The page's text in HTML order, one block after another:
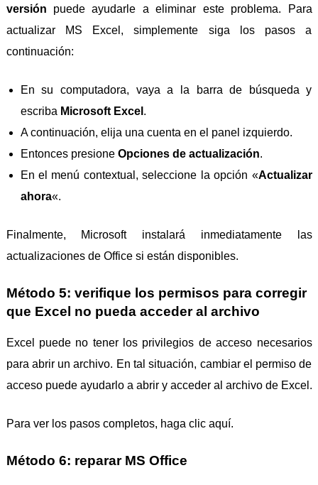
versión puede ayudarle a eliminar este problema. Para
actualizar MS Excel, simplemente siga los pasos a
continuación:
En su computadora, vaya a la barra de búsqueda y
escriba Microsoft Excel .
A continuación, elija una cuenta en el panel izquierdo.
Entonces presione Opciones de actualización.
En el menú contextual, seleccione la opción «Actualizar
ahora«.
Finalmente, Microsoft instalará inmediatamente las
actualizaciones de Office si están disponibles.
Método 5: verifique los permisos para corregir
que Excel no pueda acceder al archivo
Excel puede no tener los privilegios de acceso necesarios
para abrir un archivo. En tal situación, cambiar el permiso de
acceso puede ayudarlo a abrir y acceder al archivo de Excel.
Para ver los pasos completos, haga clic aquí.
Método 6: reparar MS Office